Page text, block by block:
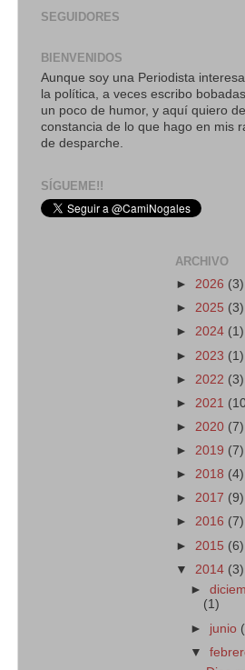
SEGUIDORES
BIENVENIDOS
Aunque soy una Periodista
la política, a veces escribo
un poco de humor, y aquí quiero
constancia de lo que hago en mis
de desparche.
SÍGUEME!!
ARCHIVO
► 2026 (3)
► 2025 (3)
► 2024 (1)
► 2023 (1)
► 2022 (3)
► 2021
► 2020 (7)
► 2019 (7)
► 2018 (4)
► 2017 (9)
► 2016 (7)
► 2015 (6)
▼ 2014 (3)
►
(1)
► junio
▼